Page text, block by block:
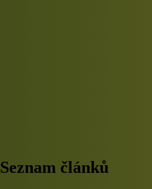
Seznam článků